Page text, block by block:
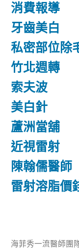
消費報導
牙齒美白
私密部位除
竹北週轉
索夫波
美白針
蘆洲當舖
近視雷射
陳翰儒醫師
雷射溶脂價
海菲秀一流醫師團